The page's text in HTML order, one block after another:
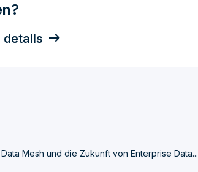
details
Data Mesh und die Zukunft von Enterprise Data...